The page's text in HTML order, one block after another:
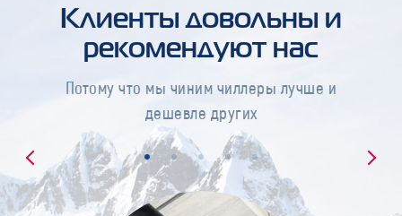
Клиенты довольны и
рекомендуют нас
Потому что мы чиним чиллеры лучше и
дешевле других